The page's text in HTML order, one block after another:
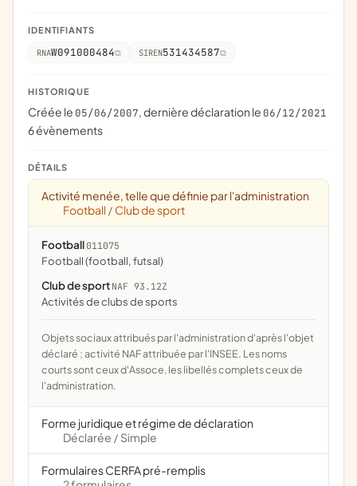
IDENTIFIANTS
RNAW091000484 SIREN531434587
HISTORIQUE
Créée le 05/06/2007, dernière déclaration le 06/12/2021
6 évènements
DÉTAILS
Activité menée, telle que définie par l'administration
Football / Club de sport
Football 011075
Football (football, futsal)
Club de sport NAF 93.12Z
Activités de clubs de sports
Objets sociaux attribués par l'administration d'après l'objet
déclaré ; activité NAF attribuée par l'INSEE. Les noms
courts sont ceux d'Assoce, les libellés complets ceux de
l'administration.
Forme juridique et régime de déclaration
Déclarée / Simple
Formulaires CERFA pré-remplis